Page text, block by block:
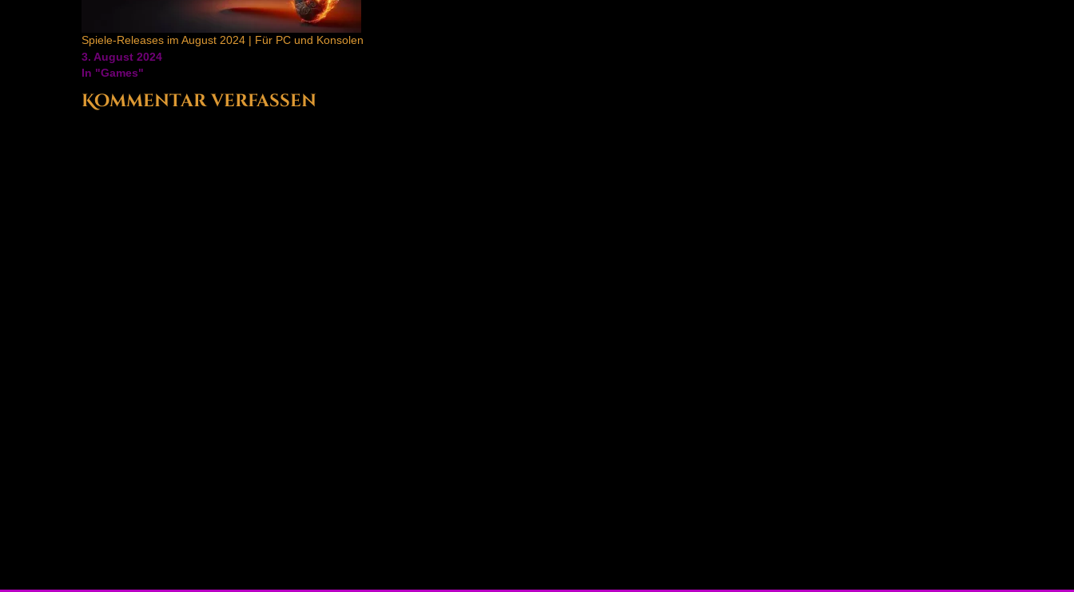
Spiele-Releases im August 2024 | Für PC und Konsolen
3. August 2024
In "Games"
Kommentar verfassen